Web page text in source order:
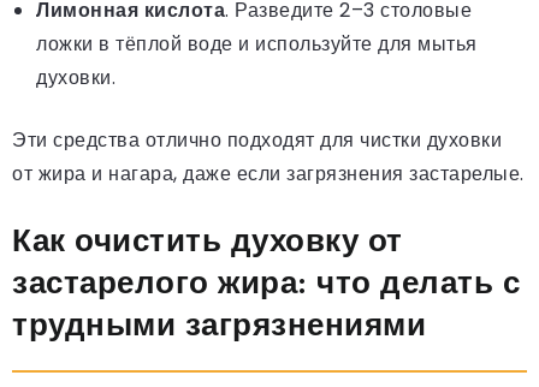
Лимонная кислота. Разведите 2–3 столовые
ложки в тёплой воде и используйте для мытья
духовки.
Эти средства отлично подходят для чистки духовки
от жира и нагара, даже если загрязнения застарелые.
Как очистить духовку от
застарелого жира: что делать с
трудными загрязнениями